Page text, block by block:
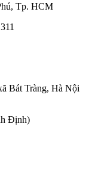
Tp. HCM
Bát Tràng, Hà Nội
Định)